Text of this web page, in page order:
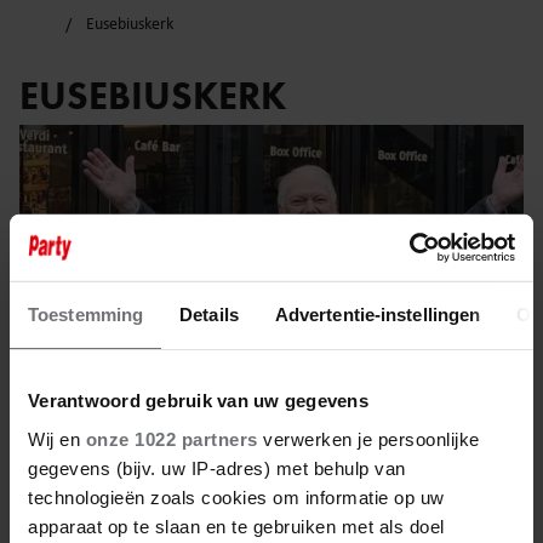
Toestemming Details Advertentie-instellingen
Verantwoord gebruik van uw gegevens
Wij en onze 1022 partners verwerken je persoonlijke
gegevens (bijv. uw IP-adres) met behulp van
technologieën zoals cookies om informatie op uw
apparaat op te slaan en te gebruiken met als doel
Eusebiuskerk
EUSEBIUSKERK
30 januari 2025